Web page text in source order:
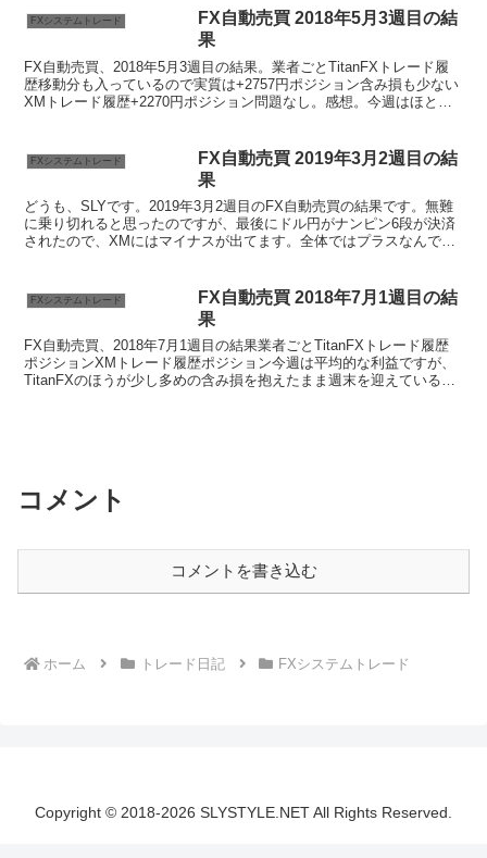
FXシステムトレード
FX自動売買 2018年5月3週目の結
果
FX自動売買、2018年5月3週目の結果。業者ごとTitanFXトレード履
歴移動分も入っているので実質は+2757円ポジション含み損も少ない
XMトレード履歴+2270円ポジション問題なし。感想。今週はほとん
FXシステムトレード
FX自動売買 2019年3月2週目の結
果
どうも、SLYです。2019年3月2週目のFX自動売買の結果です。無難
に乗り切れると思ったのですが、最後にドル円がナンピン6段が決済
されたので、XMにはマイナスが出てます。全体ではプラスなんです
FXシステムトレード
FX自動売買 2018年7月1週目の結
果
FX自動売買、2018年7月1週目の結果業者ごとTitanFXトレード履歴
ポジションXMトレード履歴ポジション今週は平均的な利益ですが、
TitanFXのほうが少し多めの含み損を抱えたまま週末を迎えているの
コメント
コメントを書き込む
ホーム トレード日記 FXシステムトレード
Copyright © 2018-2026 SLYSTYLE.NET All Rights Reserved.